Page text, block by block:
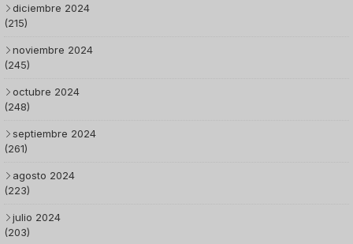
diciembre 2024
(215)
noviembre 2024
(245)
octubre 2024
(248)
septiembre 2024
(261)
agosto 2024
(223)
julio 2024
(203)